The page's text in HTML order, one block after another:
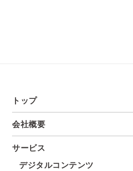
トップ
会社概要
サービス
デジタルコンテンツ